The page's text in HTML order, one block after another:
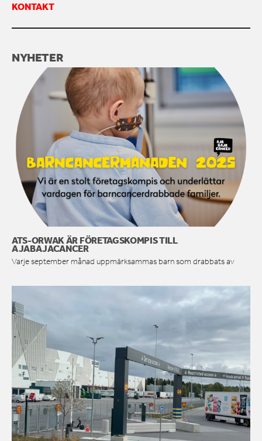
KONTAKTA OSS
KONTAKT
NYHETER
ATS-ORWAK ÄR FÖRETAGSKOMPIS TILL
AJABAJACANCER
Varje september månad uppmärksammas barn som drabbats av